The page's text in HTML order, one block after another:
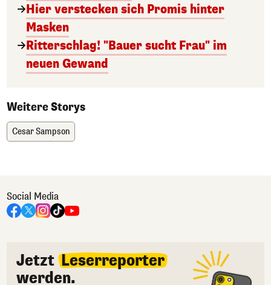
Hier verstecken sich Promis hinter
Masken
Ritterschlag! "Bauer sucht Frau" im
neuen Gewand
Weitere Storys
Cesar Sampson
Social Media
Jetzt Leserreporter
werden.